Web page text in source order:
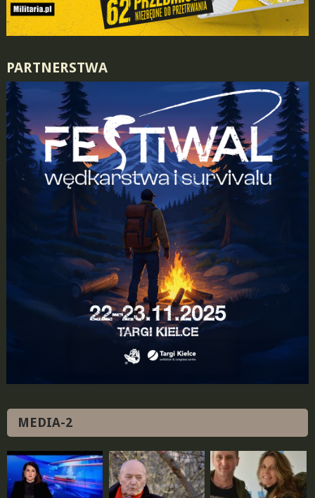
PARTNERSTWA
MEDIA-2